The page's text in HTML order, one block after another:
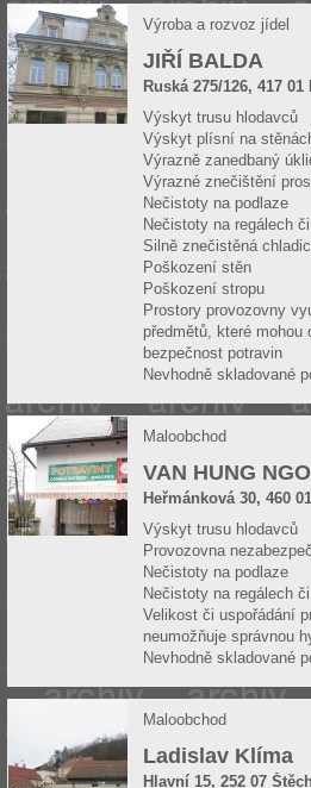
Výroba a rozvoz jídel
JIŘÍ BALDA
Ruská 275/126, 417 01
Výskyt trusu hlodavců
Výskyt plísní na
Výrazně zanedbaný
Výrazné znečištění
Nečistoty na podlaze
Nečistoty na regálech
Silně znečistěná
Poškození stěn
Poškození stropu
Prostory provozovny
předmětů, které
bezpečnost potravin
Nevhodně skladované
Maloobchod
VAN HUNG NGO
Heřmánková 30, 460
Výskyt trusu hlodavců
Provozovna
Nečistoty na podlaze
Nečistoty na regálech
Velikost či uspořádání
neumožňuje správnou
Nevhodně skladované
Maloobchod
Ladislav Klíma
Hlavní 15, 252 07